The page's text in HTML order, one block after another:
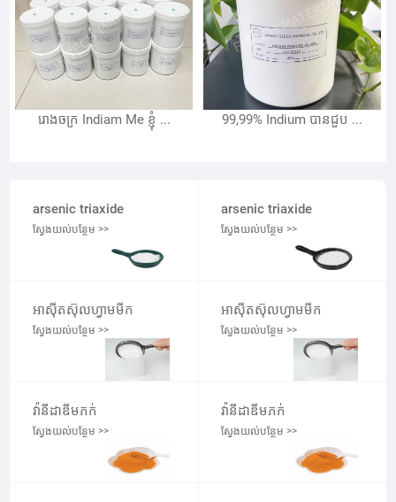
រោងចក្រ Indiam Me ខ្ញុំ ... 99,99% Indium បានជួប ...
arsenic triaxide
ស្វែងយល់បន្ថែម >>
arsenic triaxide
ស្វែងយល់បន្ថែម >>
អាស៊ីតស៊ុលហ្វាមមីក
ស្វែងយល់បន្ថែម >>
អាស៊ីតស៊ុលហ្វាមមីក
ស្វែងយល់បន្ថែម >>
វ៉ានីដាឌីមភក់
ស្វែងយល់បន្ថែម >>
វ៉ានីដាឌីមភក់
ស្វែងយល់បន្ថែម >>